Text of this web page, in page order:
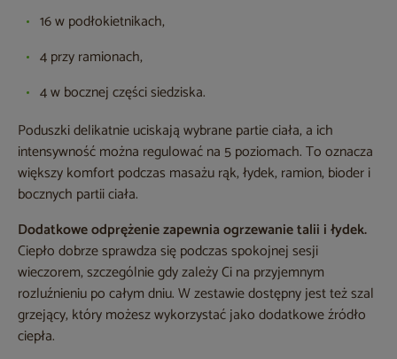
16 w podłokietnikach,
4 przy ramionach,
4 w bocznej części siedziska.
Poduszki delikatnie uciskają wybrane partie ciała, a ich
intensywność można regulować na 5 poziomach. To oznacza
większy komfort podczas masażu rąk, łydek, ramion, bioder i
bocznych partii ciała.
Dodatkowe odprężenie zapewnia ogrzewanie talii i łydek.
Ciepło dobrze sprawdza się podczas spokojnej sesji
wieczorem, szczególnie gdy zależy Ci na przyjemnym
rozluźnieniu po całym dniu. W zestawie dostępny jest też szal
grzejący, który możesz wykorzystać jako dodatkowe źródło
ciepła.